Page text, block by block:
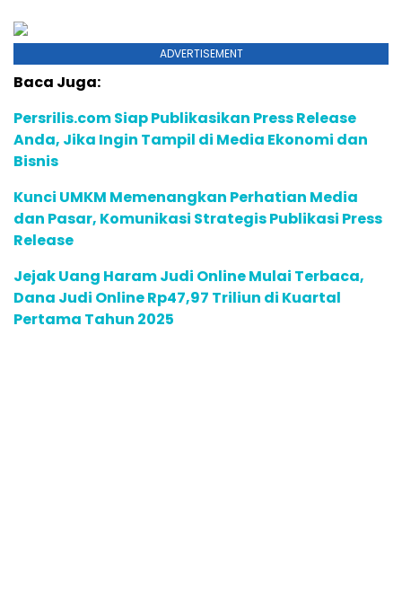
ADVERTISEMENT
Baca Juga:
Persrilis.com Siap Publikasikan Press Release
Anda, Jika Ingin Tampil di Media Ekonomi dan
Bisnis
Kunci UMKM Memenangkan Perhatian Media
dan Pasar, Komunikasi Strategis Publikasi Press
Release
Jejak Uang Haram Judi Online Mulai Terbaca,
Dana Judi Online Rp47,97 Triliun di Kuartal
Pertama Tahun 2025